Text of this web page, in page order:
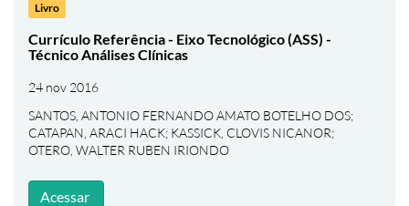
Livro
Currículo Referência - Eixo Tecnológico (ASS) -
Técnico Análises Clínicas
24 nov 2016
SANTOS, ANTONIO FERNANDO AMATO BOTELHO DOS;
CATAPAN, ARACI HACK; KASSICK, CLOVIS NICANOR;
OTERO, WALTER RUBEN IRIONDO
Acessar